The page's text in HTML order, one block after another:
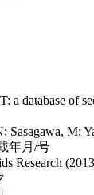
a database of
Sasagawa, M;
年月/号
Research